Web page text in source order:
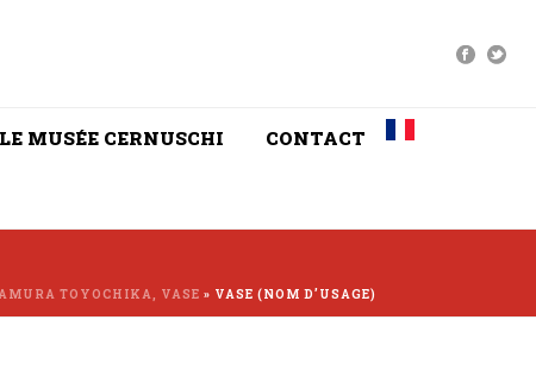
LE MUSÉE CERNUSCHI CONTACT
TOYOCHIKA, VASE » VASE (NOM D’USAGE)